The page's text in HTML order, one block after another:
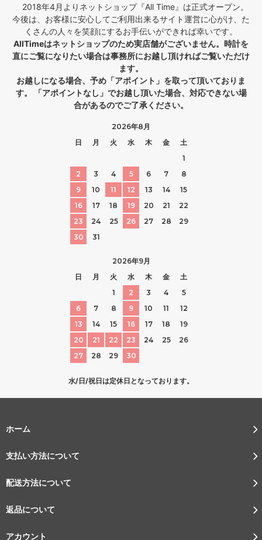
2018年4月よりネットショップ『All Time』は正式オープン。
今後は、お客様に安心してご利用出来るサイト運営に心がけ、た
くさんの人々を笑顔にするお手伝いができれば幸いです。
AllTimeはネットショップのため実店舗がございません。時計を
直にご覧になりたい場合は事務所にお越し頂ければご覧いただけ
ます。
お越しになる場合、予め「アポイント」を取って頂いておりま
す。 「アポイントなし」でお越し頂いた場合、対応できない場
合があるのでご了承ください。
2026年8月
日
月 火 水 木 金
土
1
2
3 4 5 6 7
8
9
10 11 12 13 14
15
16
17 18 19 20 21
22
23
24 25 26 27 28
29
30
31
2026年9月
日
月 火 水 木 金
土
1
2 3 4
5
6
7 8 9 10 11
12
13
14 15 16 17 18
19
20
21 22 23 24 25
26
27
28 29 30
水/日/祝日は定休日となっております。
ホーム
支払い方法について
配送方法について
返品について
アカウント